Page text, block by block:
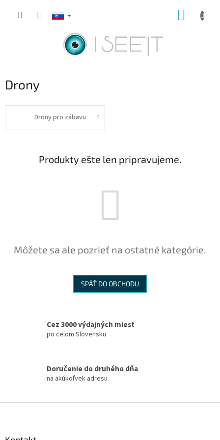
Drony
Drony pro zábavu
Produkty ešte len pripravujeme.
Môžete sa ale pozrieť na ostatné kategórie.
SPÄŤ DO OBCHODU
Cez 3000 výdajných miest
po celom Slovensku
Doručenie do druhého dňa
na akúkoľvek adresu